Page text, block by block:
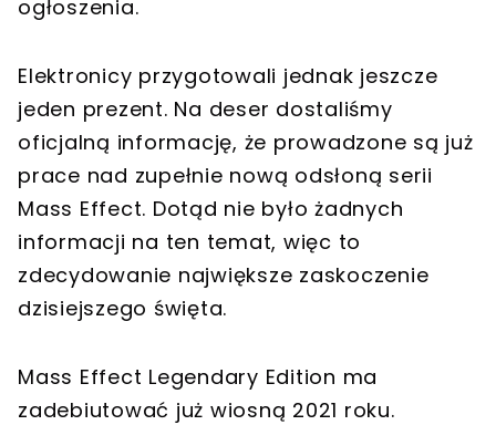
ogłoszenia.
Elektronicy przygotowali jednak jeszcze
jeden prezent. Na deser dostaliśmy
oficjalną informację, że prowadzone są już
prace nad zupełnie nową odsłoną serii
Mass Effect. Dotąd nie było żadnych
informacji na ten temat, więc to
zdecydowanie największe zaskoczenie
dzisiejszego święta.
Mass Effect Legendary Edition ma
zadebiutować już wiosną 2021 roku.